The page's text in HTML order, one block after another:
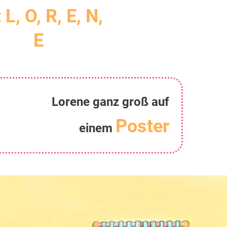
O, R, E, N,
E
Lorene ganz groß auf
einem Poster